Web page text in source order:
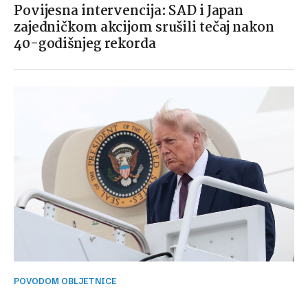
Povijesna intervencija: SAD i Japan
zajedničkom akcijom srušili tečaj nakon
40-godišnjeg rekorda
POVODOM OBLJETNICE